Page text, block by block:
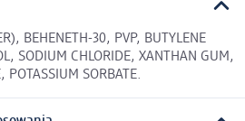
BEHENETH-30, PVP, BUTYLENE
SODIUM CHLORIDE, XANTHAN GUM,
POTASSIUM SORBATE.